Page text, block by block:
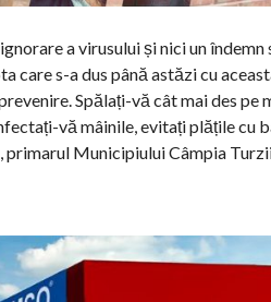
a virusului și nici un
s-a dus până astăzi cu
Spălați-vă cât mai des pe
vă mâinile, evitați plățile cu
primarul Municipiului Câmpia